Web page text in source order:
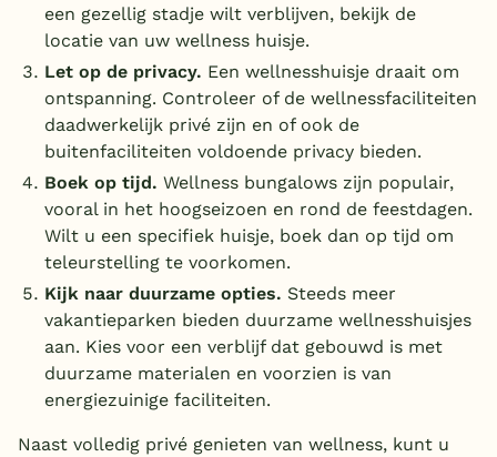
een gezellig stadje wilt verblijven, bekijk de
locatie van uw wellness huisje.
Let op de privacy. Een wellnesshuisje draait om
ontspanning. Controleer of de wellnessfaciliteiten
daadwerkelijk privé zijn en of ook de
buitenfaciliteiten voldoende privacy bieden.
Boek op tijd. Wellness bungalows zijn populair,
vooral in het hoogseizoen en rond de feestdagen.
Wilt u een specifiek huisje, boek dan op tijd om
teleurstelling te voorkomen.
Kijk naar duurzame opties. Steeds meer
vakantieparken bieden duurzame wellnesshuisjes
aan. Kies voor een verblijf dat gebouwd is met
duurzame materialen en voorzien is van
energiezuinige faciliteiten.
Naast volledig privé genieten van wellness, kunt u